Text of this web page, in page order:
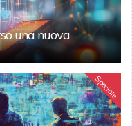
una nuova
Speciale